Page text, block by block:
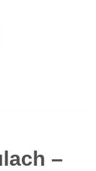
–